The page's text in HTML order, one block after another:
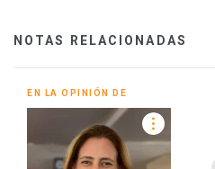
NOTAS RELACIONADAS
EN LA OPINIÓN DE